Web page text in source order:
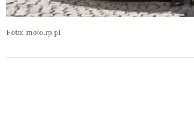
Foto: moto.rp.pl